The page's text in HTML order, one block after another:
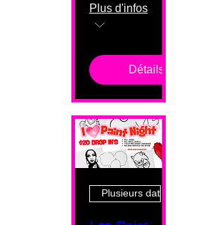
Plus d'infos
Détails
Plusieurs dates